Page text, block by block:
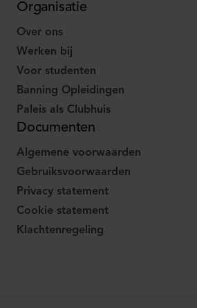
Organisatie
Over ons
Werken bij
Voor studenten
Banning Opleidingen
Paleis als Clubhuis
Documenten
Algemene voorwaarden
Gebruiksvoorwaarden
Privacy statement
Cookie statement
Klachtenregeling